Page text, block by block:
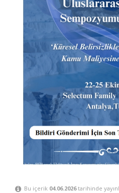
Bu içerik 04.06.2026tarihinde